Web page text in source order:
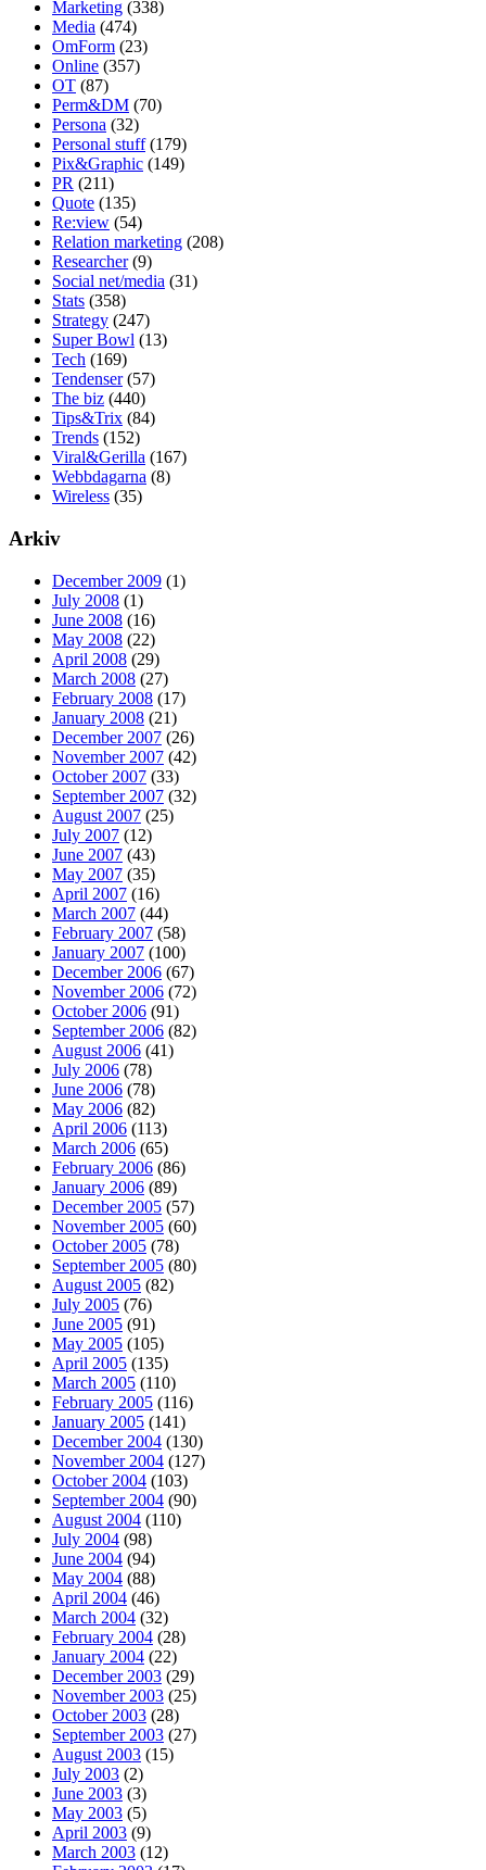
Marketing (338)
Media (474)
OmForm (23)
Online (357)
OT (87)
Perm&DM (70)
Persona (32)
Personal stuff(179)
Pix&Graphic (149)
PR (211)
Quote (135)
Re:view (54)
Relation marketing (208)
Researcher(9)
Social net/media (31)
Stats (358)
Strategy (247)
Super Bowl (13)
Tech (169)
Tendenser(57)
The biz (440)
Tips&Trix (84)
Trends (152)
Viral&Gerilla (167)
Webbdagarna (8)
Wireless (35)
Arkiv
December 2009 (1)
July 2008 (1)
June 2008 (16)
May 2008 (22)
April 2008 (29)
March 2008 (27)
February 2008 (17)
January 2008 (21)
December 2007 (26)
November 2007 (42)
October 2007 (33)
September 2007 (32)
August 2007 (25)
July 2007 (12)
June 2007 (43)
May 2007 (35)
April 2007 (16)
March 2007 (44)
February 2007 (58)
January 2007 (100)
December 2006 (67)
November 2006 (72)
October 2006 (91)
September 2006 (82)
August 2006 (41)
July 2006 (78)
June 2006 (78)
May 2006 (82)
April 2006 (113)
March 2006 (65)
February 2006 (86)
January 2006 (89)
December 2005 (57)
November 2005 (60)
October 2005 (78)
September 2005 (80)
August 2005 (82)
July 2005 (76)
June 2005 (91)
May 2005 (105)
April 2005 (135)
March 2005 (110)
February 2005 (116)
January 2005 (141)
December 2004 (130)
November 2004 (127)
October 2004 (103)
September 2004 (90)
August 2004 (110)
July 2004 (98)
June 2004 (94)
May 2004 (88)
April 2004 (46)
March 2004 (32)
February 2004 (28)
January 2004 (22)
December 2003 (29)
November 2003 (25)
October 2003 (28)
September 2003 (27)
August 2003 (15)
July 2003 (2)
June 2003 (3)
May 2003 (5)
April 2003 (9)
March 2003 (12)